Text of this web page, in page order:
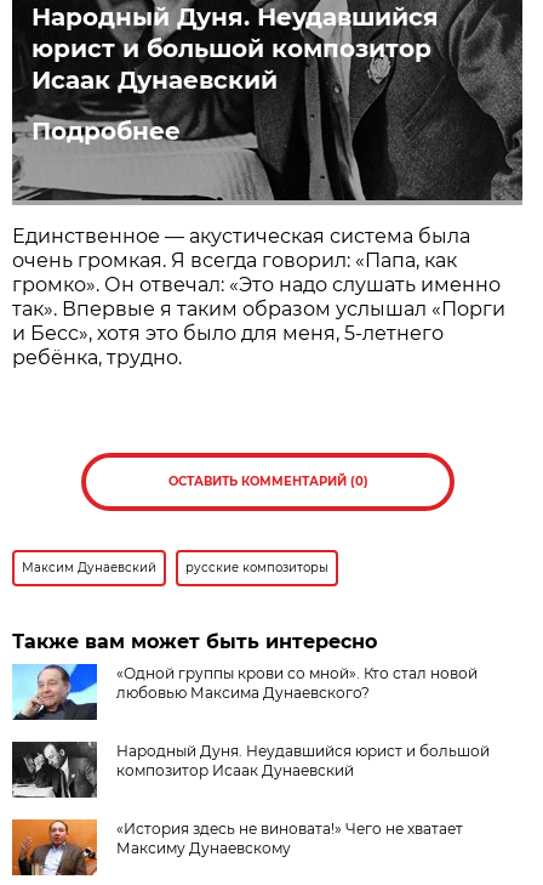
Народный Дуня. Неудавшийся
юрист и большой композитор
Исаак Дунаевский
Подробнее
Единственное — акустическая система была
очень громкая. Я всегда говорил: «Папа, как
громко». Он отвечал: «Это надо слушать именно
так». Впервые я таким образом услышал «Порги
и Бесс», хотя это было для меня, 5-летнего
ребёнка, трудно.
ОСТАВИТЬ КОММЕНТАРИЙ (0)
Максим Дунаевский русские композиторы
Также вам может быть интересно
«Одной группы крови со мной». Кто стал новой
любовью Максима Дунаевского?
Народный Дуня. Неудавшийся юрист и большой
композитор Исаак Дунаевский
«История здесь не виновата!» Чего не хватает
Максиму Дунаевскому